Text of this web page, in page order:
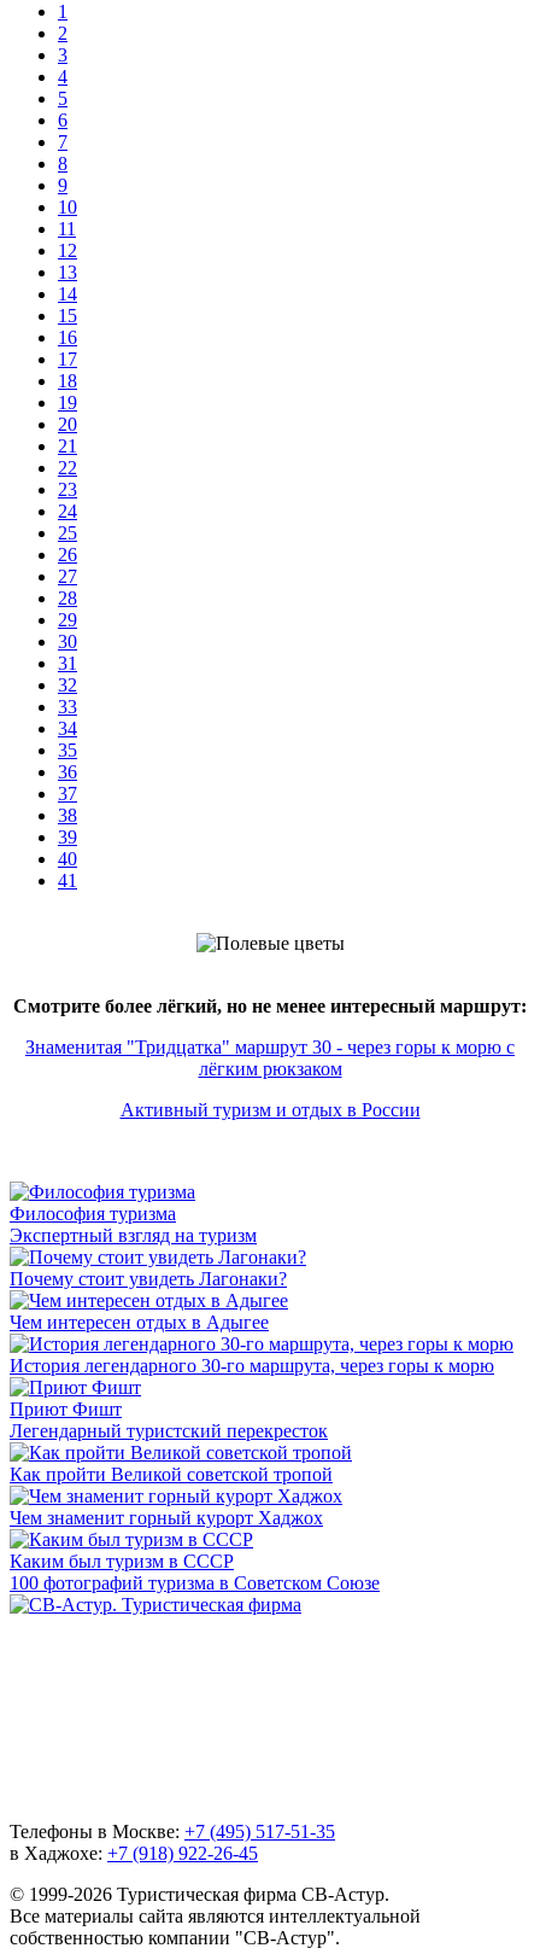
1
2
3
4
5
6
7
8
9
10
11
12
13
14
15
16
17
18
19
20
21
22
23
24
25
26
27
28
29
30
31
32
33
34
35
36
37
38
39
40
41
Смотрите более лёгкий, но не менее интересный маршрут:
Знаменитая "Тридцатка" маршрут 30 - через горы к морю с
лёгким рюкзаком
Активный туризм и отдых в России
Философия туризма
Экспертный взгляд на туризм
Почему стоит увидеть Лагонаки?
Чем интересен отдых в Адыгее
История легендарного 30-го маршрута, через горы к морю
Приют Фишт
Легендарный туристский перекресток
Как пройти Великой советской тропой
Чем знаменит горный курорт Хаджох
Каким был туризм в СССР
100 фотографий туризма в Советском Союзе
Телефоны в Москве: +7 (495) 517-51-35
в Хаджохе: +7 (918) 922-26-45
© 1999-2026 Туристическая фирма СВ-Астур.
Все материалы сайта являются интеллектуальной
собственностью компании "СВ-Астур".